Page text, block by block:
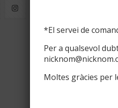
*El servei de
Per a qualsevol
Moltes gràcies per